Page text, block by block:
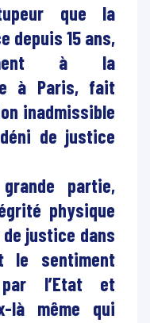
que la
depuis 15 ans,
à la
à Paris, fait
inadmissible
de justice
partie,
physique
justice dans
le sentiment
l’Etat et
là même qui